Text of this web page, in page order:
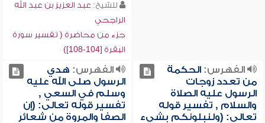
للشيخ: عبد العزيز بن عبد الله
الراجحي
جزء من محاضرة ( تفسير سورة
البقرة [104-108])
الفهرس:الحكمة
من تعدد زوجات
الرسول عليه الصلاة
والسلام , تفسير قوله
تعالى: (ولنبلونكم بشيء
الفهرس: هدي
الرسول صلى الله عليه
وسلم في السعي ,
تفسير قوله تعالى: (إن
الصفا والمروة من شعائر